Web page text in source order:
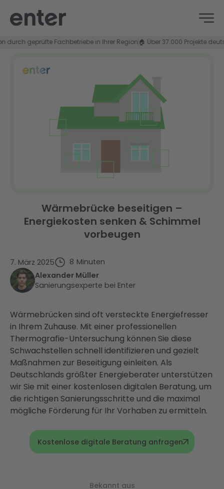
geprüfte Fachbetriebe in Ihrer Region🏠 Über 37.000 Projekte
Wärmebrücke beseitigen –
Energiekosten senken & Schimmel
vorbeugen
7. März 2025 8 Minuten
Alexander Müller
Sanierungsexperte bei Enter
Wärmebrücken sind oft versteckte Energiefresser
in Ihrem Zuhause. Mit einer professionellen
Thermografie-Untersuchung können Sie diese
Schwachstellen schnell identifizieren und gezielt
Maßnahmen zur Beseitigung einleiten. Als
Deutschlands größter Energieberater unterstützen
wir Sie mit einer kostenlosen digitalen Beratung, um
die richtigen Sanierungsschritte und die maximal
mögliche Förderung für Ihr Vorhaben zu ermitteln.
Kostenlose digitale Beratung anfragen
Bekannt aus